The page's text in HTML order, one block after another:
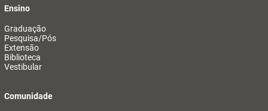
Ensino
Graduação
Pesquisa/Pós
Extensão
Biblioteca
Vestibular
Comunidade